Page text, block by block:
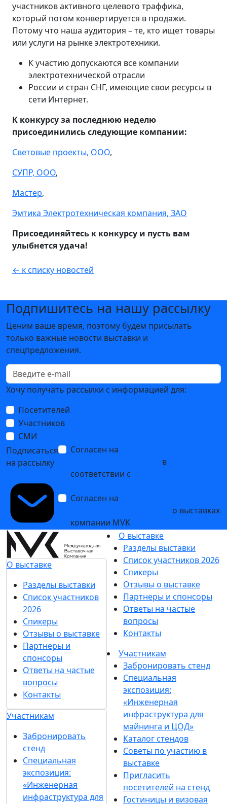
участников активного целевого траффика,
который потом конвертируется в продажи.
Потому что наша аудитория – те, кто ищет товары
или услуги на рынке электротехники.
К участию допускаются все компании
электротехнической отрасли
России и стран СНГ, имеющие свои ресурсы в
сети Интернет.
К конкурсу за последнюю неделю
присоединились следующие компании:
Световые проекты, ООО,
СУПР, ООО,
Мастер,
Эмтика Электротехническая компания, ЗАО
Присоединяйтесь к конкурсу и пусть вам
улыбнется удача!
← к списку новостей
Подпишитесь на нашу рассылку
Ценим ваше время, поэтому будем присылать
только важные новости выставки и
спецпредложения.
Хочу получать рассылки с информацией для:
Посетителей
Участников
СМИ
Подписаться
на рассылку
Согласен на
в
соответствии с
Согласен на
о выставках
компании MVK
О выставке
Разделы выставки
Список участников
2026
Спикеры
Отзывы о выставке
Партнеры и
спонсоры
Ответы на частые
вопросы
Контакты
Участникам
Забронировать
стенд
Специальная
экспозиция:
«Инженерная
инфраструктура для
О выставке
Разделы выставки
Список участников 2026
Спикеры
Отзывы о выставке
Партнеры и спонсоры
Ответы на частые
вопросы
Контакты
Участникам
Забронировать стенд
Специальная
экспозиция:
«Инженерная
инфраструктура для
майнинга и ЦОД»
Каталог стендов
Советы по участию в
выставке
Пригласить
посетителей на стенд
Гостиницы и визовая